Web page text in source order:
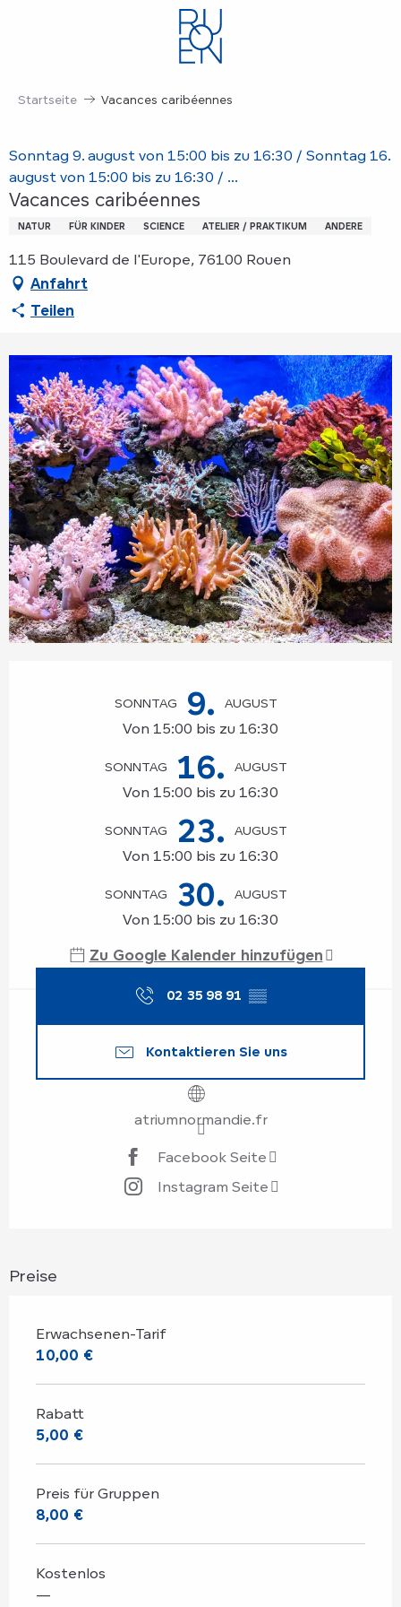
Startseite Vacances caribéennes
Sonntag 9. august von 15:00 bis zu 16:30 / Sonntag 16.
august von 15:00 bis zu 16:30 / ...
Vacances caribéennes
NATUR FÜR KINDER SCIENCE ATELIER / PRAKTIKUM ANDERE
115 Boulevard de l'Europe, 76100 Rouen
Anfahrt
Teilen
SONNTAG 9. AUGUST
Von 15:00 bis zu 16:30
SONNTAG 16. AUGUST
Von 15:00 bis zu 16:30
SONNTAG 23. AUGUST
Von 15:00 bis zu 16:30
SONNTAG 30. AUGUST
Von 15:00 bis zu 16:30
Zu Google Kalender hinzufügen
02 35 98 91 ▒▒
Kontaktieren Sie uns
atriumnormandie.fr
Facebook Seite
Instagram Seite
Preise
Erwachsenen-Tarif
10,00 €
Rabatt
5,00 €
Preis für Gruppen
8,00 €
Kostenlos
—